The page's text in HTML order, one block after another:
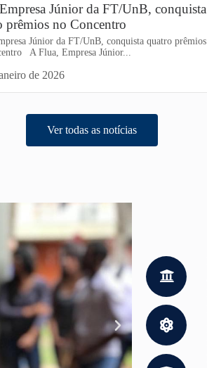
Júnior da FT/UnB, conquista
prêmios no Concentro
Júnior da FT/UnB, conquista quatro prêmios
A Flua, Empresa Júnior...
de 2026
Ver todas as notícias